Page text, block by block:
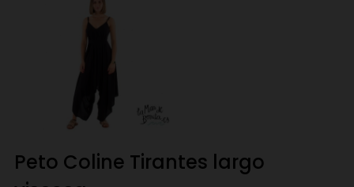
Peto Coline Tirantes largo